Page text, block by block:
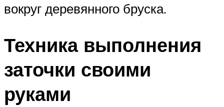
вокруг деревянного бруска.
Техника выполнения
заточки своими
руками